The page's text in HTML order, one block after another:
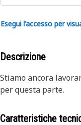
Esegui l'accesso per
Descrizione
Stiamo ancora
per questa parte.
Caratteristiche